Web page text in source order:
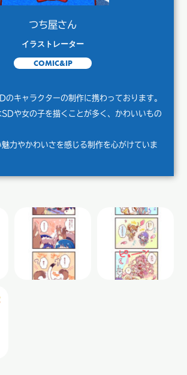
つち屋さん
イラストレーター
COMIC&IP
のキャラクターの制作に携わっております。
や女の子を描くことが多く、かわいいもの
力やかわいさを感じる制作を心がけていま